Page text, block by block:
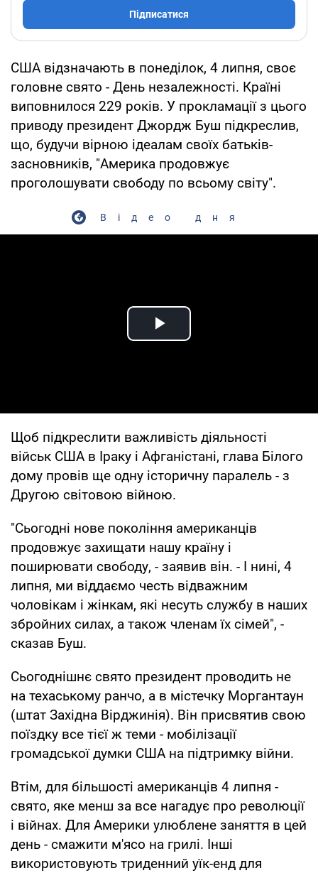
Підписатися
США відзначають в понеділок, 4 липня, своє
головне свято - День незалежності. Країні
виповнилося 229 років. У прокламації з цього
приводу президент Джордж Буш підкреслив,
що, будучи вірною ідеалам своїх батьків-
засновників, "Америка продовжує
проголошувати свободу по всьому світу".
Відео дня
Play Video
Щоб підкреслити важливість діяльності
військ США в Іраку і Афганістані, глава Білого
дому провів ще одну історичну паралель - з
Другою світовою війною.
"Сьогодні нове покоління американців
продовжує захищати нашу країну і
поширювати свободу, - заявив він. - І нині, 4
липня, ми віддаємо честь відважним
чоловікам і жінкам, які несуть службу в наших
збройних силах, а також членам їх сімей", -
сказав Буш.
Сьогоднішнє свято президент проводить не
на техаському ранчо, а в містечку Моргантаун
(штат Західна Вірджинія). Він присвятив свою
поїздку все тієї ж теми - мобілізації
громадської думки США на підтримку війни.
Втім, для більшості американців 4 липня -
свято, яке менш за все нагадує про революції
і війнах. Для Америки улюблене заняття в цей
день - смажити м'ясо на грилі. Інші
використовують триденний уїк-енд для